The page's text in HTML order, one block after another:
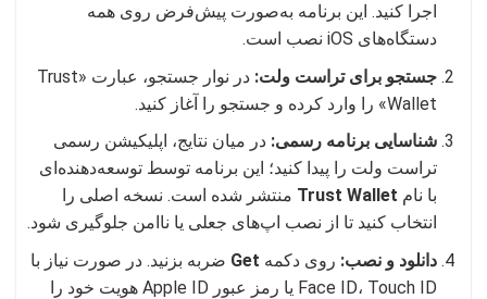
اجرا کنید. این برنامه به‌صورت پیش‌فرض روی همه
دستگاه‌های iOS نصب است.
جستجو برای تراست ولت:
در نوار جستجو، عبارت «Trust
Wallet» را وارد کرده و جستجو را آغاز کنید.
شناسایی برنامه رسمی: در میان نتایج، اپلیکیشن رسمی
تراست ولت را پیدا کنید؛ این برنامه توسط توسعه‌دهنده‌ای
با نام Trust Wallet منتشر شده است. نسخه اصلی را
انتخاب کنید تا از نصب اپ‌های جعلی یا ناامن جلوگیری شود.
دانلود و نصب: روی دکمه Get ضربه بزنید. در صورت نیاز با
Face ID، Touch ID یا رمز عبور Apple ID هویت خود را